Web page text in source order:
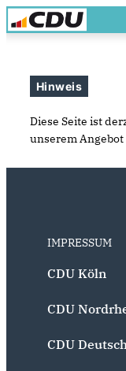
Hinweis
Diese Seite ist
unserem
IMPRESSUM
CDU Köln
CDU
CDU